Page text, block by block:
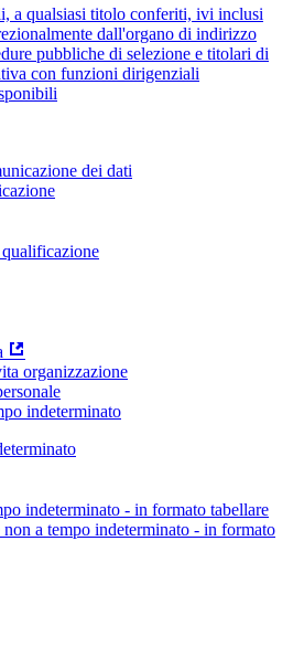
a qualsiasi titolo conferiti, ivi inclusi
dall'organo di indirizzo
pubbliche di selezione e titolari di
con funzioni dirigenziali
dei dati
organizzazione
indeterminato
indeterminato - in formato tabellare
non a tempo indeterminato - in formato